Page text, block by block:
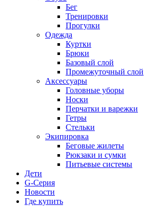
Бег
Тренировки
Прогулки
Одежда
Куртки
Брюки
Базовый слой
Промежуточный слой
Аксессуары
Головные уборы
Носки
Перчатки и варежки
Гетры
Стельки
Экипировка
Беговые жилеты
Рюкзаки и сумки
Питьевые системы
Дети
G-Серия
Новости
Где купить